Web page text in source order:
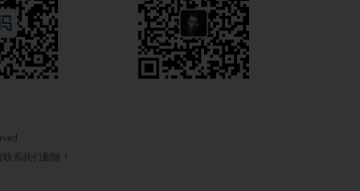
系我们删除！